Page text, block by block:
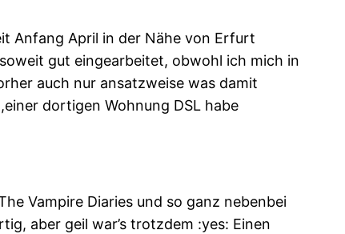
Anfang April in der Nähe von Erfurt
gut eingearbeitet, obwohl ich mich in
auch nur ansatzweise was damit
dortigen Wohnung DSL habe
Vampire Diaries und so ganz nebenbei
aber geil war’s trotzdem :yes: Einen